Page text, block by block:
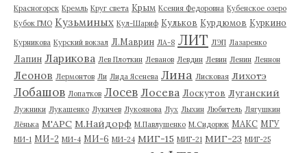
Красногорск Кремль Круг света Крым Ксения Федоровна Кубенское озеро
Кубок ГМО Кузьминых Кул-Шариф Кульков Курдюмов Куркино
Курникова Курский вокзал Л.Маврин ЛА-8 ЛИТ ЛЭП Лазаренко
Лапин Ларикова Лев Плоткин Леванов Левдин Левин Ленин Леннон
Леонов Лермонтов Ли Лида Ясенева Лина Лисковая Лихотэ
Лобашов Лопатков Лосев Лосева Лоскутов Луганский
Лужники Лукашенко Лукичев Лукоянова Лух Лыхин Любитель Лягушкин
Лёнька М'АРС М.Найдорф М.Павлушенко М.Сидорюк МАКС МГУ
МИ-1 МИ-2 МИ-4 МИ-6 МИ-24 МИГ-15 МИГ-21 МИГ-23 МИГ-25